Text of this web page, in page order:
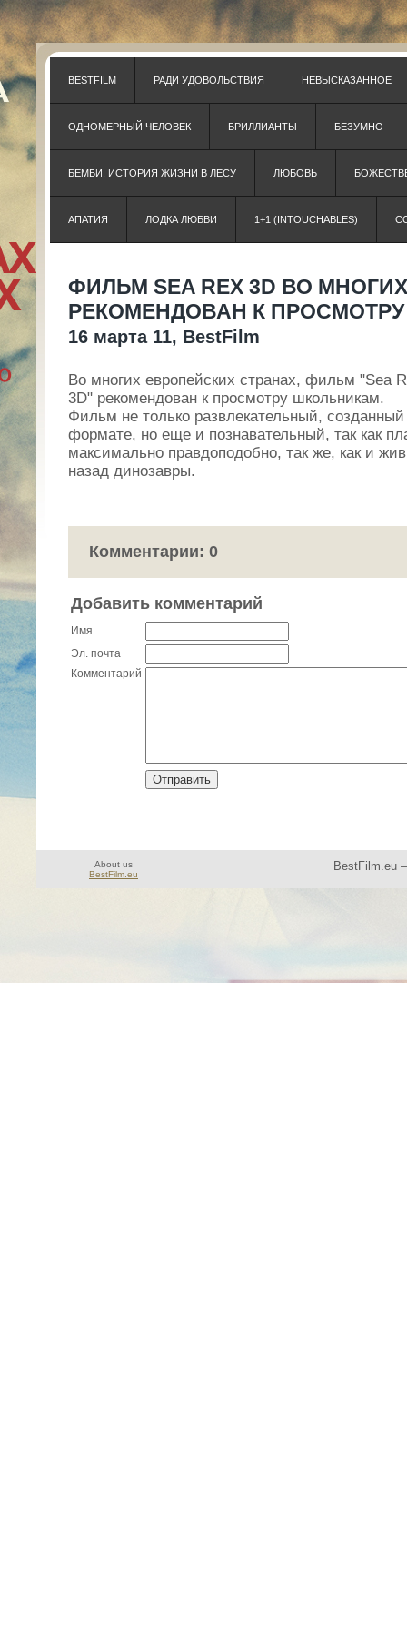
BESTFILM РАДИ УДОВОЛЬСТВИЯ НЕВЫСКАЗАННОЕ
ОДНОМЕРНЫЙ ЧЕЛОВЕК БРИЛЛИАНТЫ БЕЗУМНО
БЕМБИ. ИСТОРИЯ ЖИЗНИ В ЛЕСУ ЛЮБОВЬ
АПАТИЯ ЛОДКА ЛЮБВИ 1+1 (INTOUCHABLES)
ФИЛЬМ SEA REX 3D ВО
РЕКОМЕНДОВАН К
16 марта 11, BestFilm
Во многих европейских странах, фильм "Sea
3D" рекомендован к просмотру школьникам.
Фильм не только развлекательный,
формате, но еще и познавательный, так как
максимально правдоподобно, так же, как и
назад динозавры.
Комментарии: 0
Добавить комментарий
Имя
Эл. почта
Комментарий
About us
BestFilm.eu
BestFilm.eu